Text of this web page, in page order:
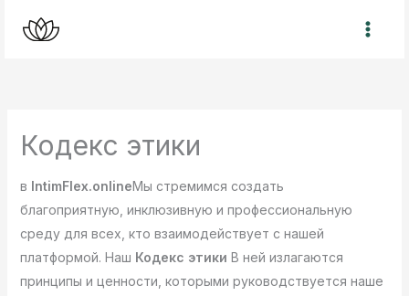
Кодекс этики
в IntimFlex.onlineМы стремимся создать
благоприятную, инклюзивную и профессиональную
среду для всех, кто взаимодействует с нашей
платформой. Наш Кодекс этики В ней излагаются
принципы и ценности, которыми руководствуется наше